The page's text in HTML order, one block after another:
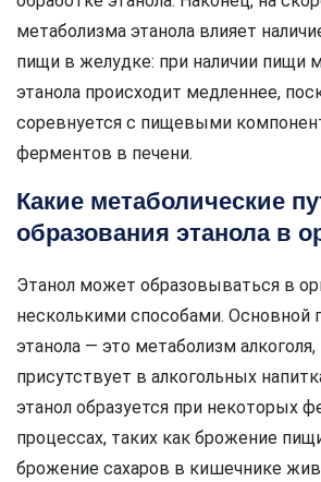
метаболизма этанола влияет
пищи в желудке: при наличии пищи
этанола происходит медленнее,
соревнуется с пищевыми
ферментов в печени.
Какие метаболические
образования этанола в
Этанол может образовываться в
несколькими способами. Основной
этанола — это метаболизм алкоголя,
присутствует в алкогольных
этанол образуется при некоторых
процессах, таких как брожение
брожение сахаров в кишечнике